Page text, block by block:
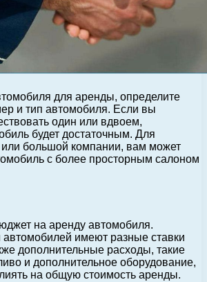
для аренды, определите
и тип автомобиля. Если вы
один или вдвоем,
будет достаточным. Для
большой компании, вам может
с более просторным салоном
на аренду автомобиля.
имеют разные ставки
дополнительные расходы, такие
и дополнительное оборудование,
на общую стоимость аренды.